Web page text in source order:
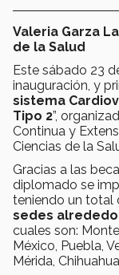
Valeria Garza
de la Salud
Este sábado 23
inauguración, y
sistema
Tipo 2”,
Continua y
Ciencias de la
Gracias a las
diplomado se
teniendo un total
sedes
cuales son:
México, Puebla,
Mérida,